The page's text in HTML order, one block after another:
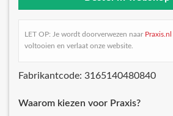
LET OP: Je wordt doorverwezen naar Praxis.nl
voltooien en verlaat onze website.
Fabrikantcode: 3165140480840
Waarom kiezen voor Praxis?